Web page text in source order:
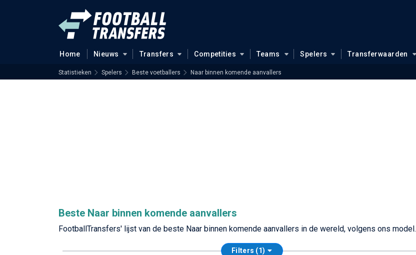
Home Nieuws Transfers Competities Teams Spelers Transferwaarden
Statistieken Spelers Beste voetballers Naar binnen komende aanvallers
Beste Naar binnen komende aanvallers
FootballTransfers' lijst van de beste Naar binnen komende aanvallers in de wereld, volgens ons model.
Filters (1)